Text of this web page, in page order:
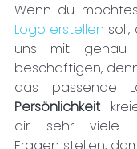
Logo erstellen
uns mit genau
beschäftigen,
Persönlichkeit
dir sehr viele
Fragen stellen,